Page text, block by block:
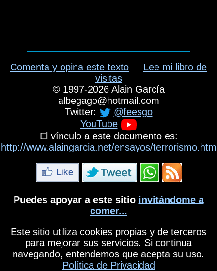
Comenta y opina este texto
Lee mi libro de
visitas
©1997-2026 Alain García
albegago@hotmail.com
Twitter:
@feesgo
YouTube
El vínculo a este documento es:
http://www.alaingarcia.net/ensayos/terrorismo.htm
Puedes apoyar a este sitio invitándome a
comer...
Este sitio utiliza cookies propias y de terceros
para mejorar sus servicios. Si continua
navegando, entendemos que acepta su uso.
Política de Privacidad